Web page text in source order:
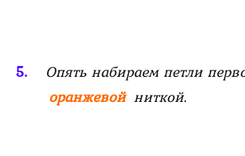
Опять набираем петли
оранжевой ниткой.